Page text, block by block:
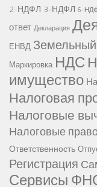
2-НДФЛ 3-НДФЛ 6-
ответ Декларация
ЕНВД
Маркировка НДС
имущество
Налоговая
Налоговые
Налоговые
Ответственность
Регистрация
Сервисы